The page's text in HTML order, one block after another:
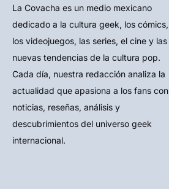
La Covacha es un medio mexicano
dedicado a la cultura geek, los cómics,
los videojuegos, las series, el cine y las
nuevas tendencias de la cultura pop.
Cada día, nuestra redacción analiza la
actualidad que apasiona a los fans con
noticias, reseñas, análisis y
descubrimientos del universo geek
internacional.